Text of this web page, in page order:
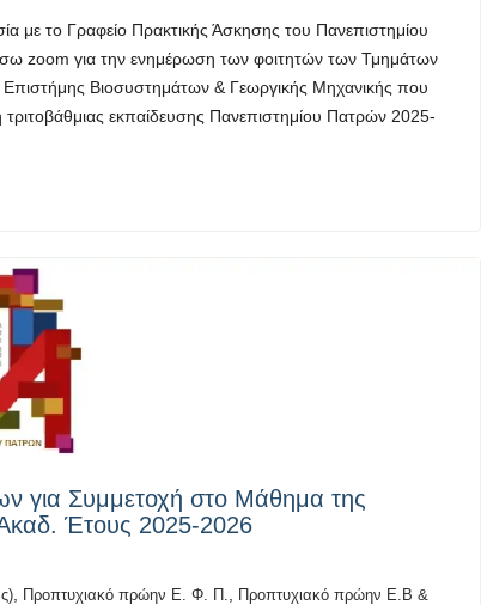
με το Γραφείο Πρακτικής Άσκησης του Πανεπιστημίου
zoom για την ενημέρωση των φοιτητών των Τμημάτων
Βιοσυστημάτων & Γεωργικής Μηχανικής που
εκπαίδευσης Πανεπιστημίου Πατρών 2025-
για Συμμετοχή στο Μάθημα της
Έτους 2025-2026
Προπτυχιακό πρώην Ε. Φ. Π.
Προπτυχιακό πρώην Ε.Β &